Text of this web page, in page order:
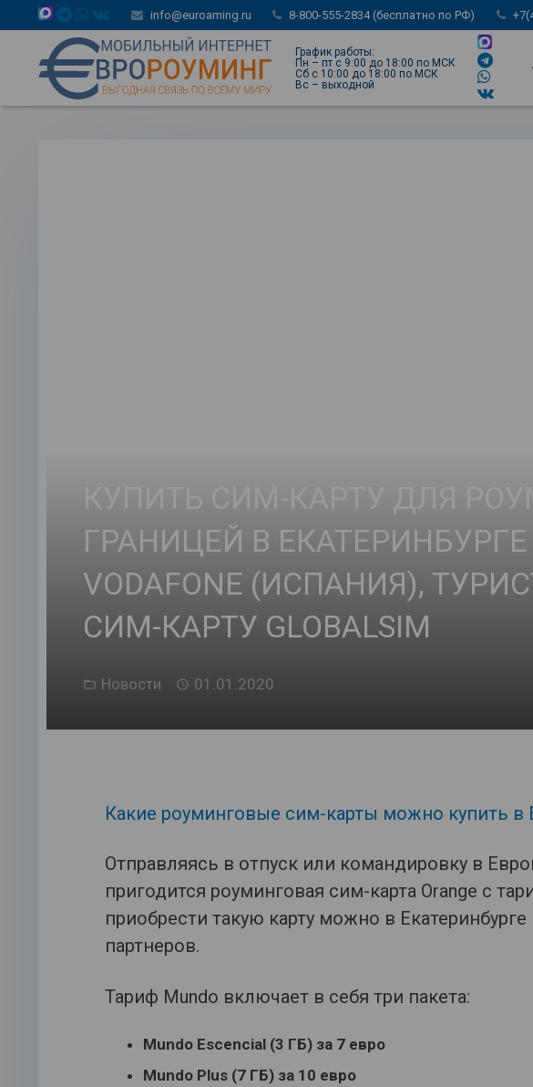
info@euroaming.ru 8-800-555-2834 (бесплатно по РФ)
График работы:
Пн – пт с 9:00 до 18:00 по МСК
Сб с 10:00 до 18:00 по МСК
Вс – выходной
ГРАНИЦЕЙ В ЕКАТЕРИНБУРГЕ
VODAFONE (ИСПАНИЯ),
СИМ-КАРТУ GLOBALSIM
Новости 01.01.2020
Какие роуминговые сим-карты можно купить в
Отправляясь в отпуск или командировку в
пригодится роуминговая сим-карта Orange с
приобрести такую карту можно в
партнеров.
Тариф Mundo включает в себя три пакета:
Mundo Escencial (3 ГБ) за 7 евро
Mundo Plus (7 ГБ) за 10 евро